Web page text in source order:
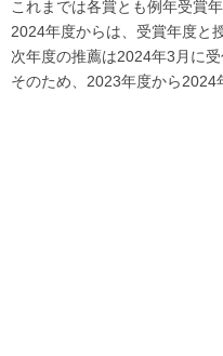
これまでは各賞とも例年受賞
2024年度からは、受賞年度と
次年度の推薦は2024年3月に
そのため、2023年度から